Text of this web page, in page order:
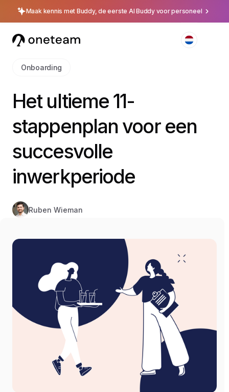
Maak kennis met Buddy, de eerste AI Buddy voor personeel
Onboarding
Het ultieme 11-
stappenplan voor een
succesvolle
inwerkperiode
Ruben Wieman